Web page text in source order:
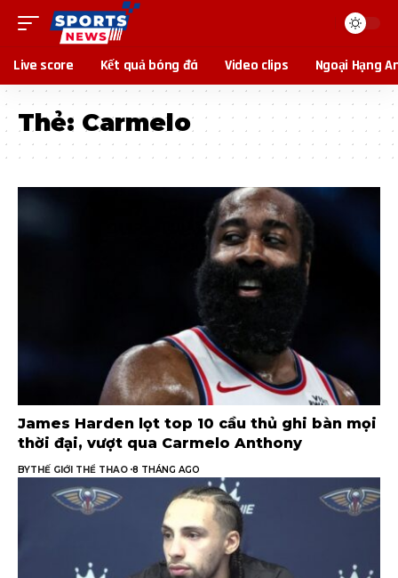
Live score Kết quả bóng đá Video clips Ngoại Hạng
Thẻ: Carmelo
James Harden lọt top 10 cầu thủ ghi bàn mọi
thời đại, vượt qua Carmelo Anthony
BYTHẾ GIỚI THỂ THAO 8 THÁNG AGO